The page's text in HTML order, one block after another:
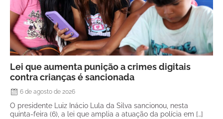
Lei que aumenta punição a crimes digitais
contra crianças é sancionada
6 de agosto de 2026
O presidente Luiz Inácio Lula da Silva sancionou, nesta
quinta-feira (6), a lei que amplia a atuação da polícia em […]